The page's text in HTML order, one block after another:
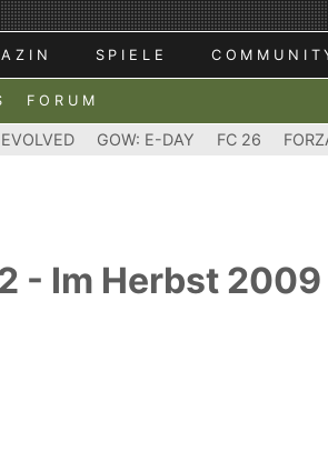
SPIELE
FORUM
GOW: E-DAY FC 26
- Im Herbst 2009